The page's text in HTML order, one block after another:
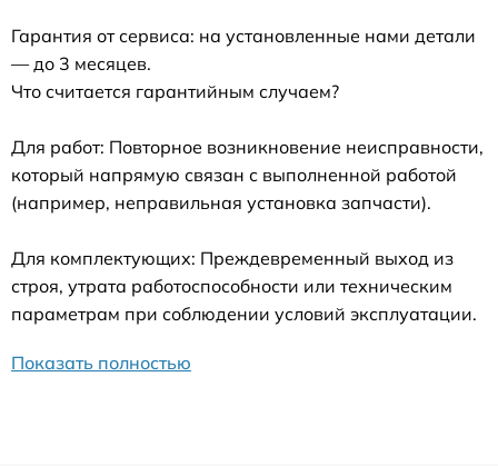
Гарантия от сервиса: на установленные нами детали
— до 3 месяцев.
Что считается гарантийным случаем?
Для работ: Повторное возникновение неисправности,
который напрямую связан с выполненной работой
(например, неправильная установка запчасти).
Для комплектующих: Преждевременный выход из
строя, утрата работоспособности или техническим
параметрам при соблюдении условий эксплуатации.
Показать полностью